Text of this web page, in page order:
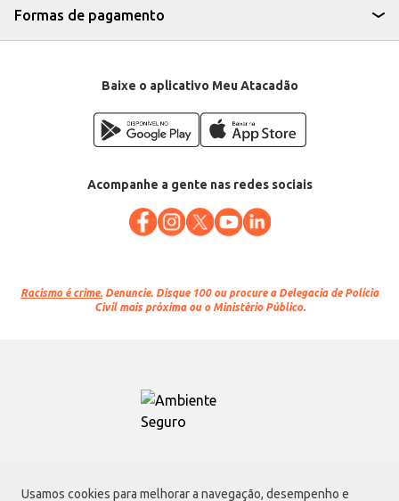
Usamos cookies para melhorar a navegação, desempenho e
Formas de pagamento
Baixe o aplicativo Meu Atacadão
Acompanhe a gente nas redes sociais
Racismo é crime. Denuncie. Disque 100 ou procure a Delegacia de Polícia
Civil mais próxima ou o Ministério Público.
Atacadão S.A.